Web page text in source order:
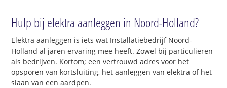
Hulp bij elektra aanleggen in Noord-Holland?
Elektra aanleggen is iets wat Installatiebedrijf Noord-
Holland al jaren ervaring mee heeft. Zowel bij particulieren
als bedrijven. Kortom; een vertrouwd adres voor het
opsporen van kortsluiting, het aanleggen van elektra of het
slaan van een aardpen.